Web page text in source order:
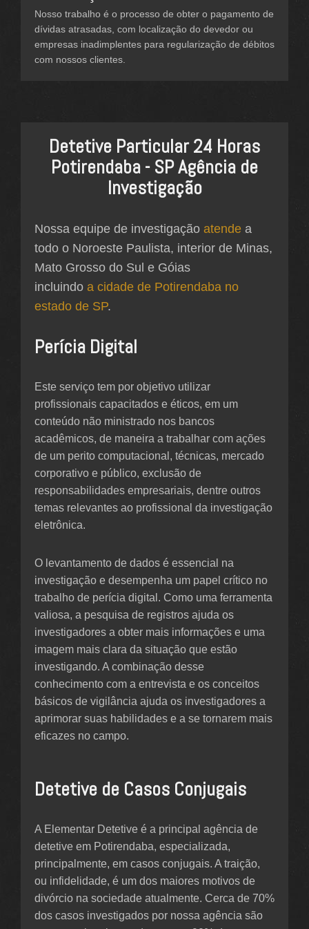
Nosso trabalho é o processo de obter o pagamento de
dívidas atrasadas, com localização do devedor ou
empresas inadimplentes para regularização de débitos
com nossos clientes.
Detetive Particular 24 Horas
Potirendaba - SP Agência de
Investigação
Nossa equipe de investigação atende a
todo o Noroeste Paulista, interior de Minas,
Mato Grosso do Sul e Góias
incluindo a cidade de Potirendaba no
estado de SP.
Perícia Digital
Este serviço tem por objetivo utilizar
profissionais capacitados e éticos, em um
conteúdo não ministrado nos bancos
acadêmicos, de maneira a trabalhar com ações
de um perito computacional, técnicas, mercado
corporativo e público, exclusão de
responsabilidades empresariais, dentre outros
temas relevantes ao profissional da investigação
eletrônica.
O levantamento de dados é essencial na
investigação e desempenha um papel crítico no
trabalho de perícia digital. Como uma ferramenta
valiosa, a pesquisa de registros ajuda os
investigadores a obter mais informações e uma
imagem mais clara da situação que estão
investigando. A combinação desse
conhecimento com a entrevista e os conceitos
básicos de vigilância ajuda os investigadores a
aprimorar suas habilidades e a se tornarem mais
eficazes no campo.
Detetive de Casos Conjugais
A Elementar Detetive é a principal agência de
detetive em Potirendaba, especializada,
principalmente, em casos conjugais. A traição,
ou infidelidade, é um dos maiores motivos de
divórcio na sociedade atualmente. Cerca de 70%
dos casos investigados por nossa agência são